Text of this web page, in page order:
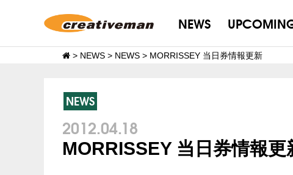
NEWS
> NEWS > NEWS > MORRISSEY 当日券情報更新
NEWS
2012.04.18
MORRISSEY 当日券情報更